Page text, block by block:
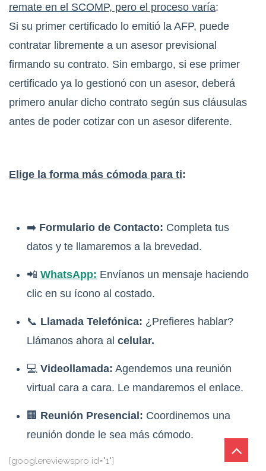
remate en el SCOMP, pero el proceso varía:
Si su primer certificado lo emitió la AFP, puede
contratar libremente a un asesor previsional
firmando su contrato. Sin embargo, si ese primer
certificado ya lo gestionó con un asesor, deberá
primero anular dicho contrato según sus cláusulas
antes de poder cotizar con un asesor diferente.
Elige la forma más cómoda para ti:
➡️ Formulario de Contacto: Completa tus
datos y te llamaremos a la brevedad.
📲 WhatsApp: Envíanos un mensaje haciendo
clic en su ícono al costado.
📞 Llamada Telefónica: ¿Prefieres hablar?
Llámanos ahora al celular.
💻 Videollamada: Agendemos una reunión
virtual cara a cara. Le mandaremos el enlace.
🏢 Reunión Presencial: Coordinemos una
reunión donde le sea más cómodo.
[googlereviewspro id="1"]